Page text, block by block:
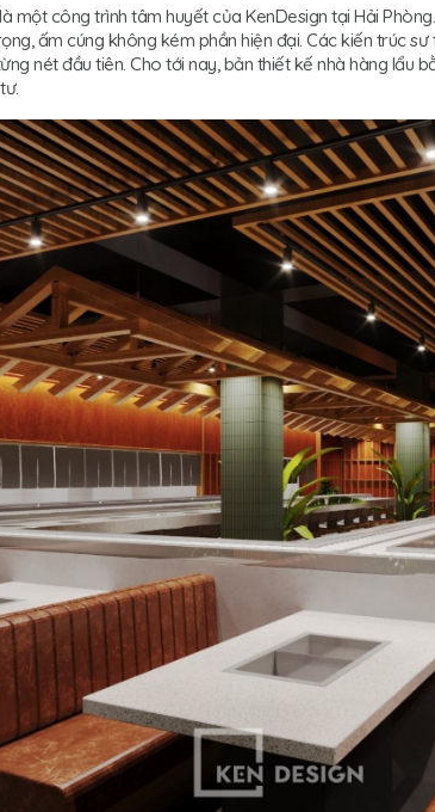
một công trình tâm huyết của KenDesign tại Hải
ấm cúng không kém phần hiện đại. Các kiến trúc
nét đầu tiên. Cho tới nay, bản thiết kế nhà hàng lẩu